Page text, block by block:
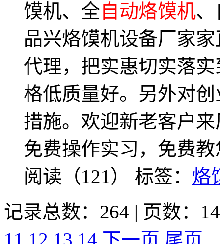
馍机、全自动烙馍机
品兴烙馍机设备厂家
代理，把实惠切实落
格低质量好。另外对
措施。欢迎新老客户
免费操作实习，免费
阅读（121） 标签： 烙
记录总数：264 | 页数：14
11 12 13 14 下一页 尾页